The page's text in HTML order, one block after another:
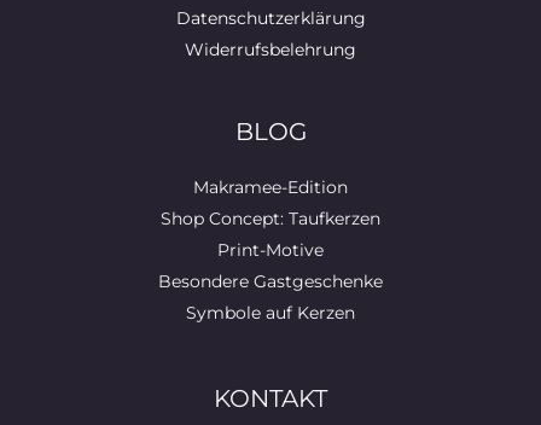
Datenschutzerklärung
Widerrufsbelehrung
BLOG
Makramee-Edition
Shop Concept: Taufkerzen
Print-Motive
Besondere Gastgeschenke
Symbole auf Kerzen
KONTAKT